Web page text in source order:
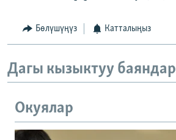
Бөлүшүңүз Катталыңыз
Дагы кызыктуу баяндар
Окуялар